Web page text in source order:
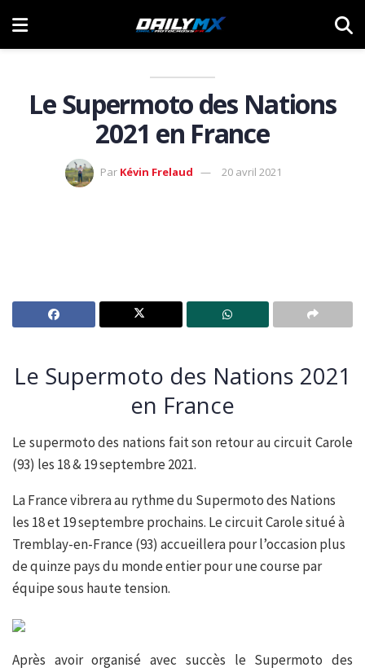
Le Supermoto des Nations
2021 en France
Par Kévin Frelaud 20 avril 2021
Le Supermoto des Nations 2021
en France
Le supermoto des nations fait son retour au circuit Carole
(93) les 18 & 19 septembre 2021.
La France vibrera au rythme du Supermoto des Nations
les 18 et 19 septembre prochains. Le circuit Carole situé à
Tremblay-en-France (93) accueillera pour l’occasion plus
de quinze pays du monde entier pour une course par
équipe sous haute tension.
Après avoir organisé avec succès le Supermoto des